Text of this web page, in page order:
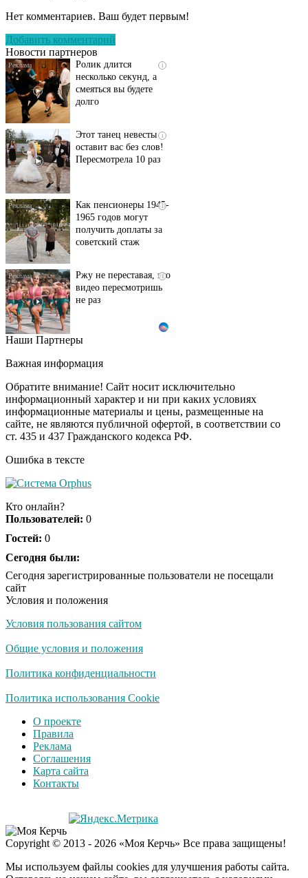
Нет комментариев. Ваш будет первым!
Добавить комментарий
Новости партнеров
люди вытворяют, когда
i
Ролик длится
несколько секунд, а
смеяться вы будете
долго
i
Этот танец невесты
оставит вас без слов!
Пересмотрела 10 раз
i
Как пенсионеры 1945-
1965 годов могут
получить доплаты за
советский стаж
i
Ржу не переставая, это
видео пересмотришь
не раз
Смолов призвал
футболистов покинуть
страну
i
Ролик длится пару
секунд, но вы будете в
шоке от увиденного
Ролик из Омска: вы
Королева вагона
оставит равнодушным
Наши Партнеры
Важная информация
Обратите внимание! Сайт носит исключительно
информационный характер и ни при каких условиях
информационные материалы и цены, размещенные на
сайте, не являются публичной офертой, в соответствии со
ст. 435 и 437 Гражданского кодекса РФ.
Ошибка в тексте
Кто онлайн?
Пользователей: 0
Гостей: 0
Сегодня были:
Сегодня зарегистрированные пользователи не посещали
сайт
Условия и положения
Условия пользования сайтом
Общие условия и положения
Политика конфиденциальности
Политика использования Cookie
О проекте
Правила
Реклама
Соглашения
Карта сайта
Контакты
Copyright © 2013 - 2026 «Моя Керчь» Все права защищены!
Мы используем файлы cookies для улучшения работы сайта.